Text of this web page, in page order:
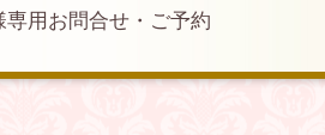
専用お問合せ・ご予約